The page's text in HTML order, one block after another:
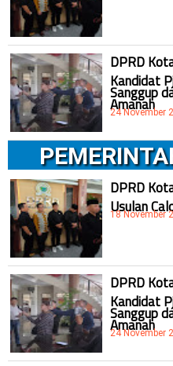
DPRD
Kandidat
Sanggup
Amanah
24 November
DPRD
Usulan
18 November
DPRD
Kandidat
Sanggup
Amanah
24 November